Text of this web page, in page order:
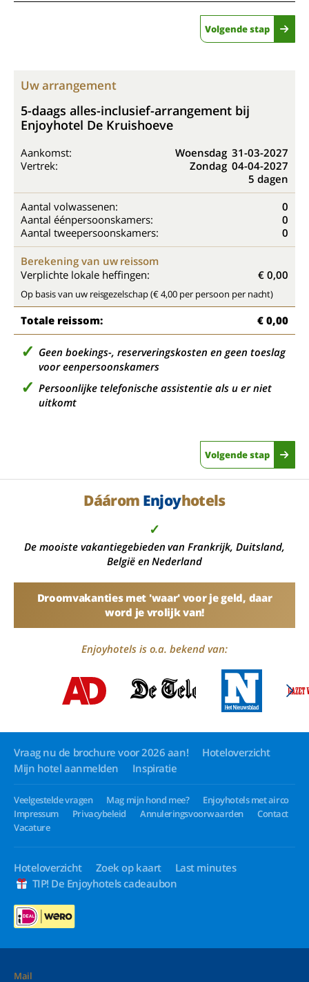
Volgende stap
Uw arrangement
5-daags alles-inclusief-arrangement bij
Enjoyhotel De Kruishoeve
Aankomst: Woensdag 31-03-2027
Vertrek:
Zondag 04-04-2027
5 dagen
Aantal volwassenen:
0
Aantal éénpersoonskamers:
0
Aantal tweepersoonskamers:
0
Berekening van uw reissom
Verplichte lokale heffingen:
€ 0,00
Op basis van uw reisgezelschap (€ 4,00 per persoon per nacht)
Totale reissom: € 0,00
Geen boekings-, reserveringskosten en geen toeslag
voor eenpersoonskamers
Persoonlijke telefonische assistentie als u er niet
uitkomt
Volgende stap
Dáárom Enjoyhotels
✓
De mooiste vakantiegebieden van Frankrijk, Duitsland,
België en Nederland
Droomvakanties met 'waar' voor je geld, daar
word je vrolijk van!
Enjoyhotels is o.a. bekend van:
Vraag nu de brochure voor 2026 aan!
Hoteloverzicht
Mijn hotel aanmelden
Inspiratie
Veelgestelde vragen Mag mijn hond mee?
Enjoyhotels met airco
Impressum
Privacybeleid Annuleringsvoorwaarden
Contact
Vacature
Hoteloverzicht Zoek op kaart
Last minutes
TIP! De Enjoyhotels cadeaubon
Mail